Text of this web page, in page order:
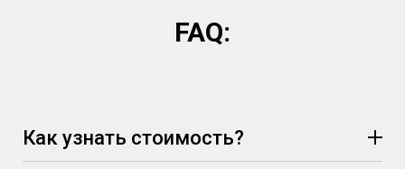
FAQ:
Как узнать стоимость?